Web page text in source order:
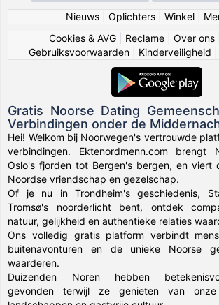
Nieuws| Oplichters| Winkel|
Cookies & AVG
Reclame Over ons
Gebruiksvoorwaarden
Kinderveiligheid
Gratis Noorse Dating
Verbindingen onder de
Hei! Welkom bij Noorwegen's vertrouwde
verbindingen. Ektenordmenn.com brengt
Oslo's fjorden tot Bergen's bergen, en viert
Noordse vriendschap en gezelschap.
Of je nu in Trondheim's geschiedenis,
Tromsø's noorderlicht bent, ontdek
natuur, gelijkheid en authentieke relaties
Ons volledig gratis platform verbindt
buitenavonturen en de unieke Noorse
waarderen.
Duizenden Noren hebben
gevonden terwijl ze genieten van onze